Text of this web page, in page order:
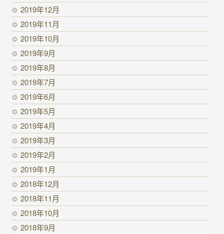
2019年12月
2019年11月
2019年10月
2019年9月
2019年8月
2019年7月
2019年6月
2019年5月
2019年4月
2019年3月
2019年2月
2019年1月
2018年12月
2018年11月
2018年10月
2018年9月